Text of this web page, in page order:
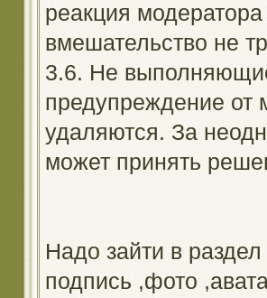
реакция модератора
вмешательство не
3.6. Не
предупреждение от
удаляются. За
может принять
Надо зайти в
подпись ,фото